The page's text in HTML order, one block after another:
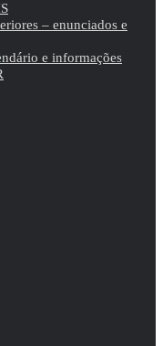
– enunciados e
e informações